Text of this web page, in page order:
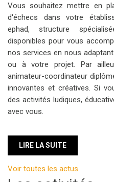
nos services en nous
ou à votre projet. Par
animateur-coordinateur
innovantes et créatives. Si
des activités ludiques,
avec vous.
LIRE LA SUITE
Les activités
Événements à